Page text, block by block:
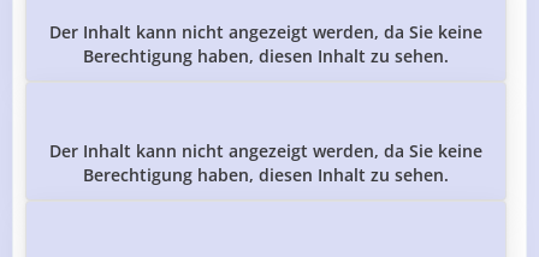
Der Inhalt kann nicht angezeigt werden, da Sie keine
Berechtigung haben, diesen Inhalt zu sehen.
Der Inhalt kann nicht angezeigt werden, da Sie keine
Berechtigung haben, diesen Inhalt zu sehen.